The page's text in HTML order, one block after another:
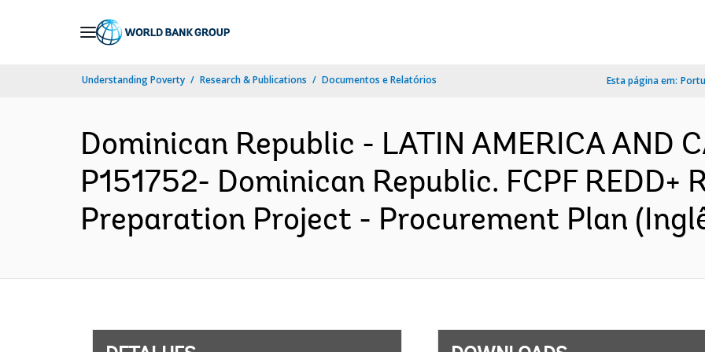
Understanding Poverty Research & Publications Documentos e Relatórios Esta página em:
Dominican Republic - LATIN AMERICA AND
P151752- Dominican Republic. FCPF REDD+
Preparation Project - Procurement Plan